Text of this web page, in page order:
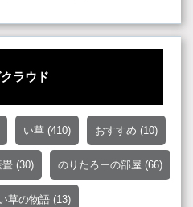
ラウド
い草 (410) おすすめ (10)
畳 (30) のりたろーの部屋 (66)
草の物語 (13)